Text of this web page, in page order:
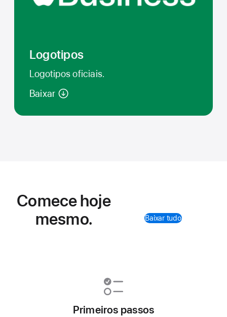
Logotipos
Logotipos oficiais.
Baixar
Comece hoje
mesmo.
Baixar tudo
Primeiros passos